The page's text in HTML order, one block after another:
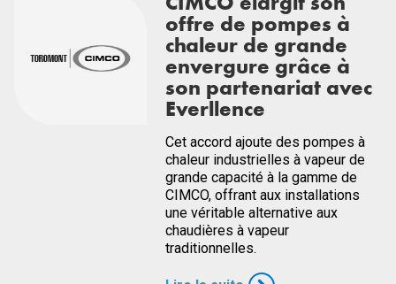
offre de pompes à
chaleur de grande
envergure grâce à
son partenariat avec
Everllence
Cet accord ajoute des pompes à
chaleur industrielles à vapeur de
grande capacité à la gamme de
CIMCO, offrant aux installations
une véritable alternative aux
chaudières à vapeur
traditionnelles.